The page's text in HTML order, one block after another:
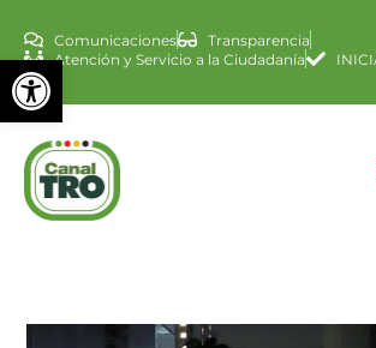
Abrir barra de
Comunicaciones
Transparencia
Atención y Servicio a la Ciudadanía